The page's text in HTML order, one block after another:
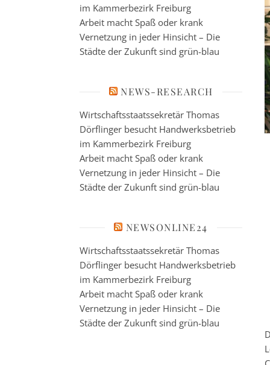
im Kammerbezirk Freiburg
Arbeit macht Spaß oder krank
Vernetzung in jeder Hinsicht – Die
Städte der Zukunft sind grün-blau
NEWS-RESEARCH
Wirtschaftsstaatssekretär Thomas
Dörflinger besucht Handwerksbetrieb
im Kammerbezirk Freiburg
Arbeit macht Spaß oder krank
Vernetzung in jeder Hinsicht – Die
Städte der Zukunft sind grün-blau
NEWSONLINE24
Wirtschaftsstaatssekretär Thomas
Dörflinger besucht Handwerksbetrieb
im Kammerbezirk Freiburg
Arbeit macht Spaß oder krank
Vernetzung in jeder Hinsicht – Die
Städte der Zukunft sind grün-blau